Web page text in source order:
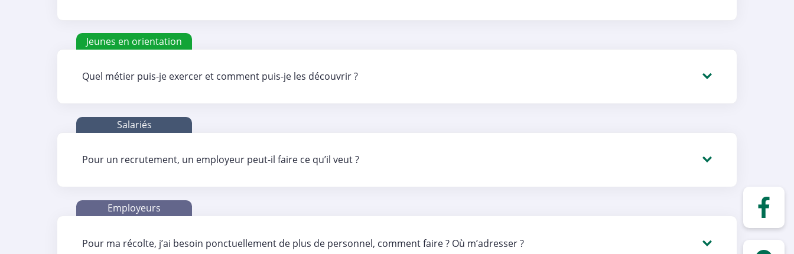
Jeunes en orientation
Quel métier puis-je exercer et comment puis-je les découvrir ?
Salariés
Pour un recrutement, un employeur peut-il faire ce qu’il veut ?
Employeurs
Pour ma récolte, j’ai besoin ponctuellement de plus de personnel, comment faire ? Où m’adresser ?